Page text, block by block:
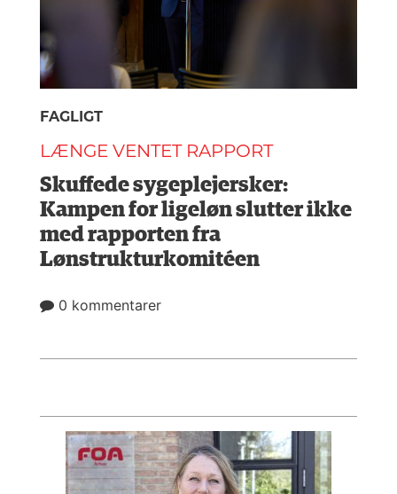
FAGLIGT
LÆNGE VENTET RAPPORT
Skuffede sygeplejersker:
Kampen for ligeløn slutter ikke
med rapporten fra
Lønstrukturkomitéen
0 kommentarer